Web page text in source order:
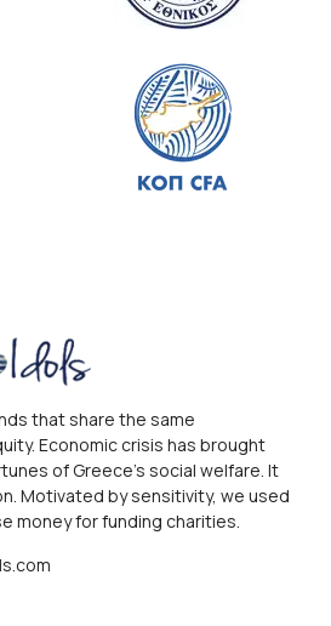
that share the same
Economic crisis has brought
of Greece's social welfare. It
Motivated by sensitivity, we used
money for funding charities.